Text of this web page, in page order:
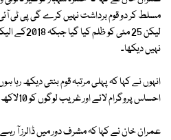
مسلط کر دو قوم برداشت نہیں کرے گی پی ٹی
لیکن 25 مئی
نہیں دیکھا۔
انہوں نے کہا کہ پہلی مرتبہ قوم بنتی دیکھ
احساس پروگرام لائے اور غریب لوگوں کو 10لاکھ کی ہیلتھ انشورنس دی گئی۔
عمران خان نے کہا کہ مشرف دور میں ڈالرز آ